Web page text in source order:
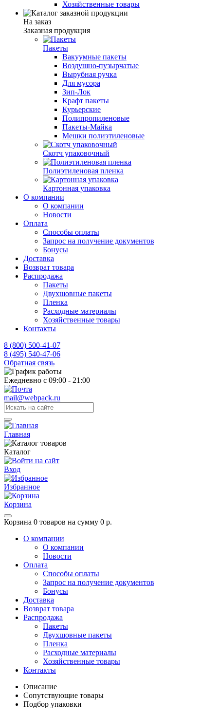
Хозяйственные товары
На заказ
Заказная продукция
Пакеты
Вакуумные пакеты
Воздушно-пузырчатые
Вырубная ручка
Для мусора
Зип-Лок
Крафт пакеты
Курьерские
Полипропиленовые
Пакеты-Майка
Мешки полиэтиленовые
Скотч упаковочный
Полиэтиленовая пленка
Картонная упаковка
О компании
О компании
Новости
Оплата
Способы оплаты
Запрос на получение документов
Бонусы
Доставка
Возврат товара
Распродажа
Пакеты
Двухшовные пакеты
Пленка
Расходные материалы
Хозяйственные товары
Контакты
8 (800) 500-41-07
8 (495) 540-47-06
Обратная связь
Ежедневно с 09:00 - 21:00
mail@webpack.ru
Главная
Каталог
Вход
Избранное
Корзина
Корзина 0 товаров на сумму 0 р.
О компании
О компании
Новости
Оплата
Способы оплаты
Запрос на получение документов
Бонусы
Доставка
Возврат товара
Распродажа
Пакеты
Двухшовные пакеты
Пленка
Расходные материалы
Хозяйственные товары
Контакты
Описание
Сопутствующие товары
Подбор упаковки